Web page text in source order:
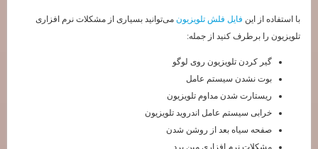
با استفاده از این فایل فلش تلویزیون می‌توانید بسیاری از مشکلات نرم افزاری
تلویزیون را برطرف کنید از جمله:
گیر کردن تلویزیون روی لوگو
بوت نشدن سیستم عامل
ریستارت شدن مداوم تلویزیون
خرابی سیستم عامل اندروید تلویزیون
صفحه سیاه بعد از روشن شدن
مشکلات نرم افزاری مین برد